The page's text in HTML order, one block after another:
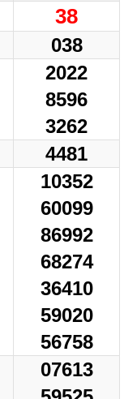
38
038
2022
8596
3262
4481
10352
60099
86992
68274
36410
59020
56758
07613